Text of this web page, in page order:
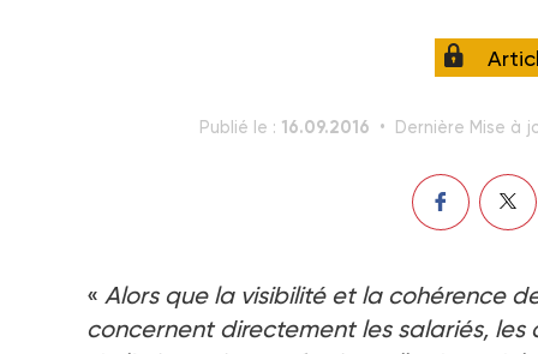
Publié le : 16.09.2016 Dernière Mise à
« Alors que la visibilité et la cohérence
concernent directement les salariés, les